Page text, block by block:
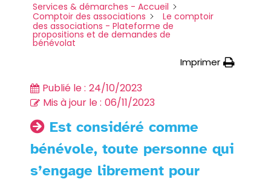
Services & démarches - Accueil
Comptoir des associations
Le comptoir
des associations - Plateforme de
propositions et de demandes de
bénévolat
Imprimer
Publié le : 24/10/2023
Mis à jour le : 06/11/2023
Est considéré comme
bénévole, toute personne qui
s’engage librement pour